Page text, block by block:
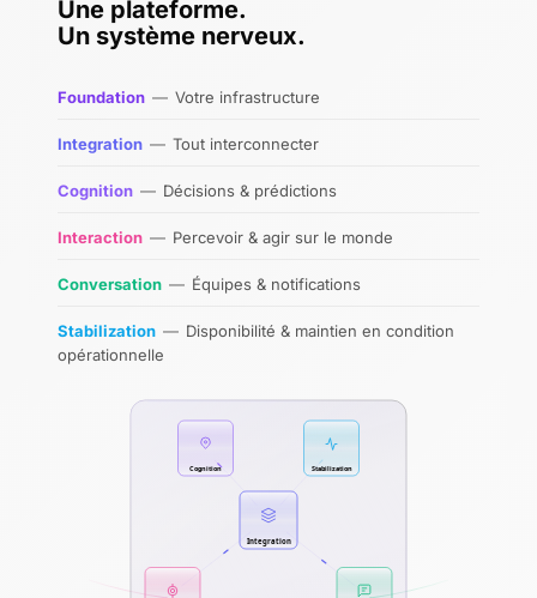
Une plateforme.
Un système nerveux.
Foundation — Votre infrastructure
Integration — Tout interconnecter
Cognition — Décisions & prédictions
Interaction — Percevoir & agir sur le monde
Conversation — Équipes & notifications
Stabilization — Disponibilité & maintien en condition
opérationnelle
Integration
Cognition Stabilization